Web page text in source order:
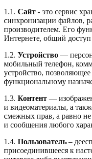
1.1. Сайт - это сервис
синхронизации файлов,
производителем. Его
Интернете, общий
1.2. Устройство —
мобильный телефон,
устройство,
функциональному
1.3. Контент —
и видеоматериалы, а
смежных прав, а равно
и сообщения любого
1.4. Пользователь –
присоединившееся к